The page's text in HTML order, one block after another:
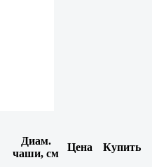
Диам.
чаши, см
Цена Купить